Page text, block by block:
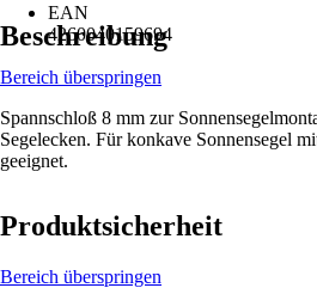
EAN
4260040159694
Beschreibung
Bereich überspringen
Spannschloß 8 mm zur
Segelecken. Für konkave Sonnensegel
geeignet.
Produktsicherheit
Bereich überspringen